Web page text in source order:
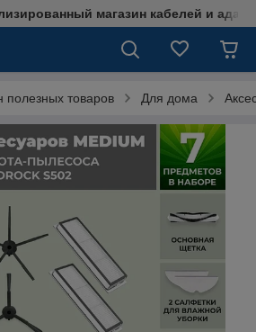
магазин кабелей и
полезных товаров Для дома